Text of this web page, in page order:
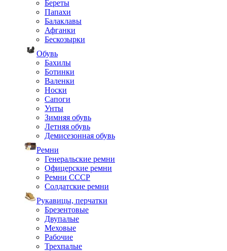
Береты
Папахи
Балаклавы
Афганки
Бескозырки
Обувь
Бахилы
Ботинки
Валенки
Носки
Сапоги
Унты
Зимняя обувь
Летняя обувь
Демисезонная обувь
Ремни
Генеральские ремни
Офицерские ремни
Ремни СССР
Солдатские ремни
Рукавицы, перчатки
Брезентовые
Двупалые
Меховые
Рабочие
Трехпалые